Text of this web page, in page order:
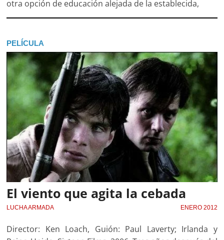
otra opción de educación alejada de la establecida,
PELÍCULA
El viento que agita la cebada
LUCHA ARMADA ENERO 2012
Director: Ken Loach, Guión: Paul Laverty; Irlanda y